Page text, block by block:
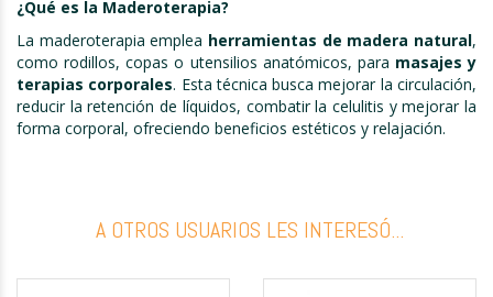
¿Qué es la Maderoterapia?
La maderoterapia emplea herramientas de madera natural,
como rodillos, copas o utensilios anatómicos, para masajes y
terapias corporales. Esta técnica busca mejorar la circulación,
reducir la retención de líquidos, combatir la celulitis y mejorar la
forma corporal, ofreciendo beneficios estéticos y relajación.
A OTROS USUARIOS LES INTERESÓ...